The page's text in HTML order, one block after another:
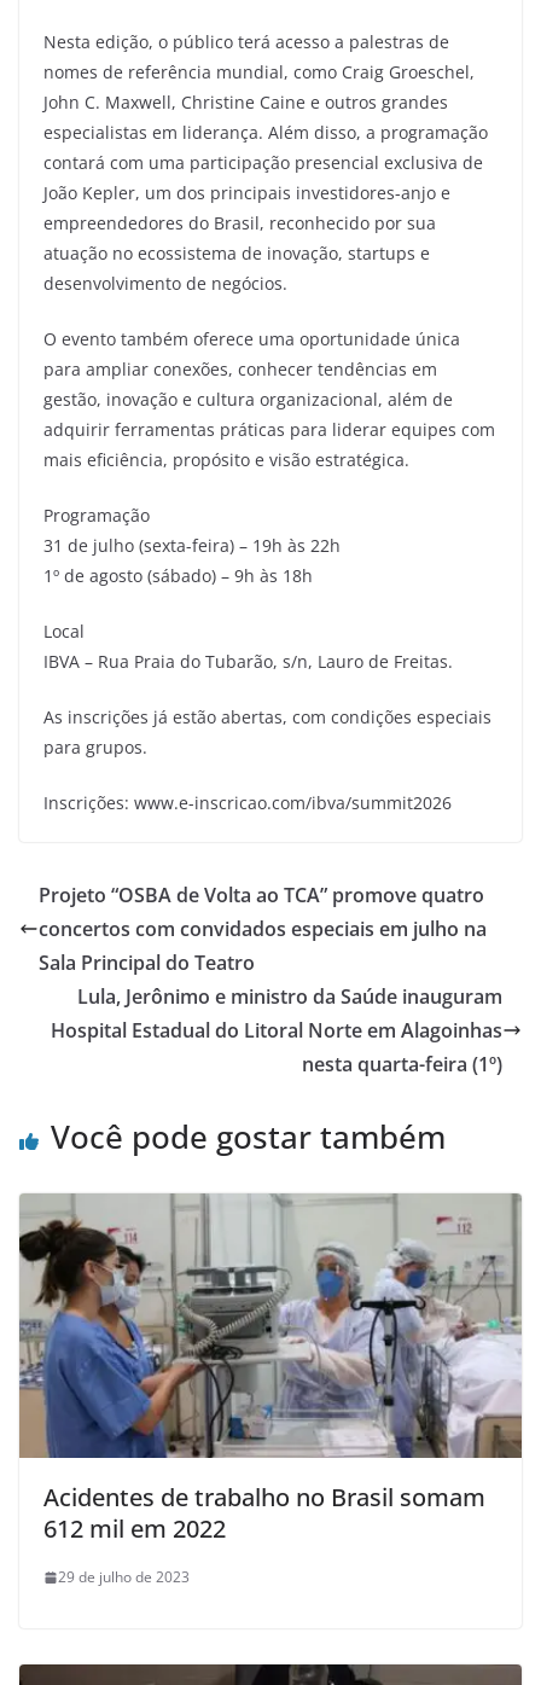
Nesta edição, o público terá acesso a palestras de
nomes de referência mundial, como Craig Groeschel,
John C. Maxwell, Christine Caine e outros grandes
especialistas em liderança. Além disso, a programação
contará com uma participação presencial exclusiva de
João Kepler, um dos principais investidores-anjo e
empreendedores do Brasil, reconhecido por sua
atuação no ecossistema de inovação, startups e
desenvolvimento de negócios.
O evento também oferece uma oportunidade única
para ampliar conexões, conhecer tendências em
gestão, inovação e cultura organizacional, além de
adquirir ferramentas práticas para liderar equipes com
mais eficiência, propósito e visão estratégica.
Programação
31 de julho (sexta-feira) – 19h às 22h
1º de agosto (sábado) – 9h às 18h
Local
IBVA – Rua Praia do Tubarão, s/n, Lauro de Freitas.
As inscrições já estão abertas, com condições especiais
para grupos.
Inscrições: www.e-inscricao.com/ibva/summit2026
Projeto “OSBA de Volta ao TCA” promove quatro
concertos com convidados especiais em julho na
Sala Principal do Teatro
Lula, Jerônimo e ministro da Saúde inauguram
Hospital Estadual do Litoral Norte em Alagoinhas
nesta quarta-feira (1º)
Você pode gostar também
Acidentes de trabalho no Brasil somam
612 mil em 2022
29 de julho de 2023